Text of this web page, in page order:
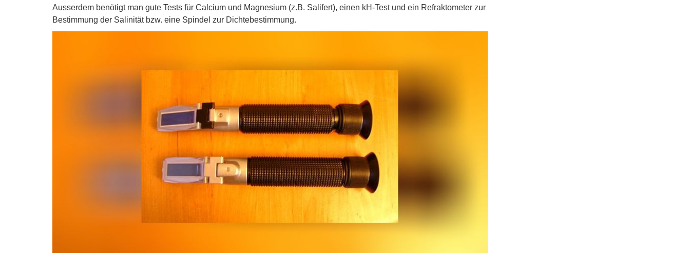
Ausserdem benötigt man gute Tests für Calcium und Magnesium (z.B. Salifert), einen kH-Test und ein Refraktometer zur
Bestimmung der Salinität bzw. eine Spindel zur Dichtebestimmung.